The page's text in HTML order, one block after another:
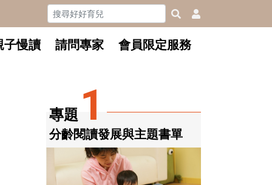
子慢讀 請問專家 會員限定服務
專題 1
分齡閱讀發展與主題書單